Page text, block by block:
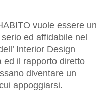
vuole essere un
ed affidabile nel
Interior Design
ed il rapporto diretto
diventare un
appoggiarsi.